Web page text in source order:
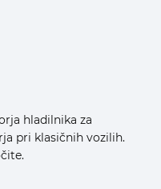
hladilnika za
pri klasičnih vozilih.